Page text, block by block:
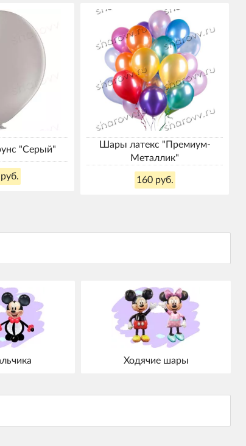
"Серый"
Шары латекс "Премиум-
Металлик"
160 руб.
Ходячие шары